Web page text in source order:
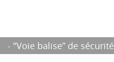
- "Voie balise” de sécurité